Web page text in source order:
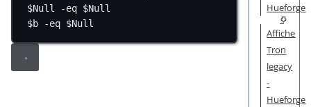
$Null
-eq $Null
$b
-eq $Null
Hueforge
Affiche
Tron
legacy
-
Hueforge